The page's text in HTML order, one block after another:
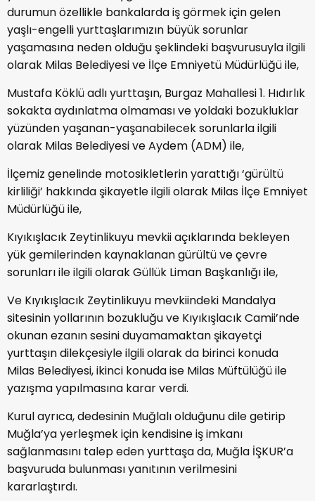
durumun özellikle bankalarda iş görmek için gelen
yaşlı-engelli yurttaşlarımızın büyük sorunlar
yaşamasına neden olduğu şeklindeki başvurusuyla ilgili
olarak Milas Belediyesi ve İlçe Emniyetü Müdürlüğü ile,
Mustafa Köklü adlı yurttaşın, Burgaz Mahallesi 1. Hıdırlık
sokakta aydınlatma olmaması ve yoldaki bozukluklar
yüzünden yaşanan-yaşanabilecek sorunlarla ilgili
olarak Milas Belediyesi ve Aydem (ADM) ile,
İlçemiz genelinde motosikletlerin yarattığı ‘gürültü
kirliliği’ hakkında şikayetle ilgili olarak Milas İlçe Emniyet
Müdürlüğü ile,
Kıyıkışlacık Zeytinlikuyu mevkii açıklarında bekleyen
yük gemilerinden kaynaklanan gürültü ve çevre
sorunları ile ilgili olarak Güllük Liman Başkanlığı ile,
Ve Kıyıkışlacık Zeytinlikuyu mevkiindeki Mandalya
sitesinin yollarının bozukluğu ve Kıyıkışlacık Camii’nde
okunan ezanın sesini duyamamaktan şikayetçi
yurttaşın dilekçesiyle ilgili olarak da birinci konuda
Milas Belediyesi, ikinci konuda ise Milas Müftülüğü ile
yazışma yapılmasına karar verdi.
Kurul ayrıca, dedesinin Muğlalı olduğunu dile getirip
Muğla’ya yerleşmek için kendisine iş imkanı
sağlanmasını talep eden yurttaşa da, Muğla İŞKUR’a
başvuruda bulunması yanıtının verilmesini
kararlaştırdı.